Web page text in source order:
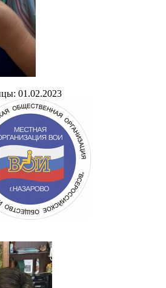
01.02.2023